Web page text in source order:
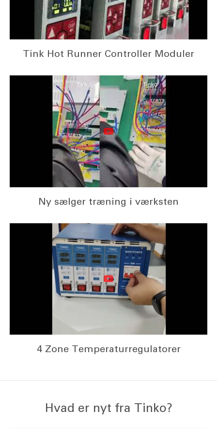
Tink Hot Runner Controller Moduler
Ny sælger træning i værksten
4 Zone Temperaturregulatorer
Hvad er nyt fra Tinko?